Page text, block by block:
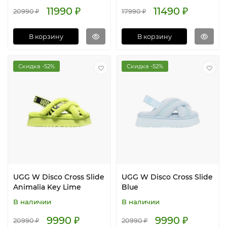
20990 ₽ 11990 ₽
В корзину
17990 ₽ 11490 ₽
В корзину
Скидка -52%
UGG W Disco Cross Slide
Animalia Key Lime
В наличии
20990 ₽ 9990 ₽
Скидка -52%
UGG W Disco Cross Slide
Blue
В наличии
20990 ₽ 9990 ₽